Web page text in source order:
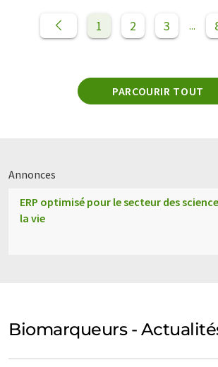
1 2 3 ...
PARCOURIR TOUT
Annonces
ERP optimisé pour le secteur des
la vie
Biomarqueurs -